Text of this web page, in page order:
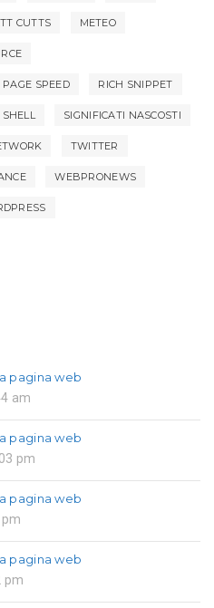
CUTTS METEO
PAGE SPEED RICH SNIPPET
SHELL SIGNIFICATI NASCOSTI
TWITTER
WEBPRONEWS
pagina web
am
pagina web
pm
pagina web
pagina web
pm